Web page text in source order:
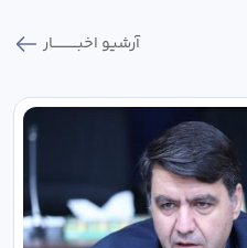
آرشیو اخبـــــــــــار